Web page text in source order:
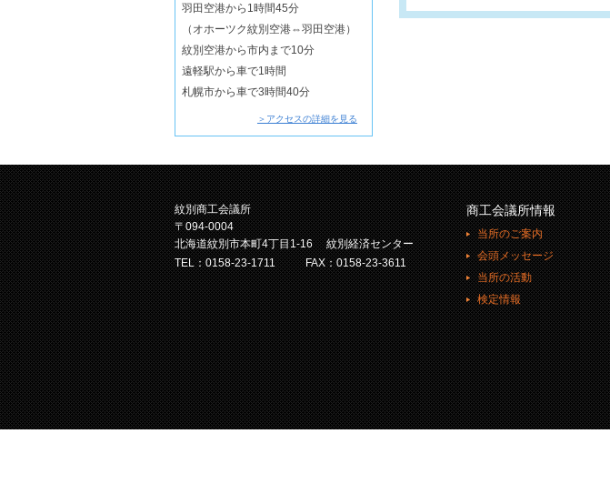
羽田空港から1時間45分
（オホーツク紋別空港⇔羽田空港）
紋別空港から市内まで10分
遠軽駅から車で1時間
札幌市から車で3時間40分
＞アクセスの詳細を見る
紋別商工会議所
〒094-0004
北海道紋別市本町4丁目1-16 紋別経済センター
TEL：0158-23-1711
FAX：0158-23-3611
商工会議所情報
当所のご案内
会頭メッセージ
当所の活動
検定情報